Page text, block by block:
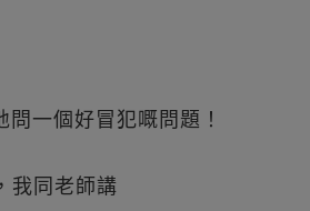
一個好冒犯嘅問題！
我同老師講